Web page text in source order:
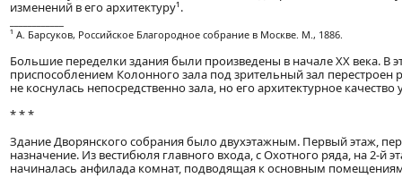
изменений в его архитектуру¹.
¹ А. Барсуков, Российское Благородное собрание в Москве. М., 1886.
Большие переделки здания были произведены в начале XX века. В
приспособлением Колонного зала под зрительный зал
не коснулась непосредственно зала, но его архитектурное
* * *
Здание Дворянского собрания было двухэтажным. Первый этаж,
назначение. Из вестибюля главного входа, с Охотного ряда, на 2-
начиналась анфилада комнат, подводящая к основным